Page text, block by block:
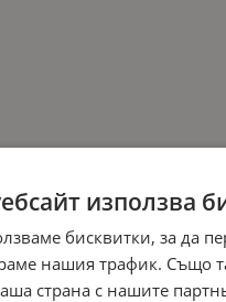
използва
бисквитки, за да
нашия трафик. Също
страна с нашите